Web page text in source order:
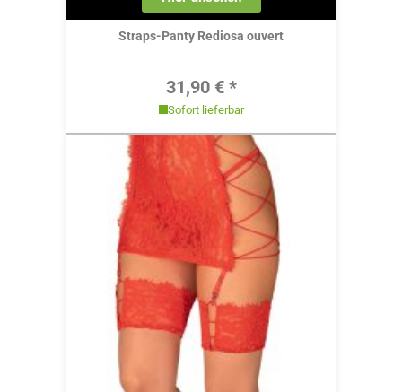
Straps-Panty Rediosa ouvert
Regulärer Preis:
31,90 € *
Sofort lieferbar